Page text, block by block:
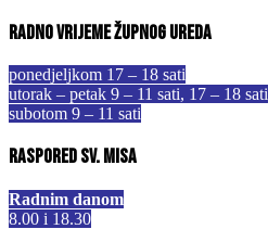
Radno vrijeme župnog ureda
ponedjeljkom 17 – 18 sati
utorak – petak 9 – 11 sati, 17 – 18 sati
subotom 9 – 11 sati
Raspored sv. misa
Radnim danom
8.00 i 18.30